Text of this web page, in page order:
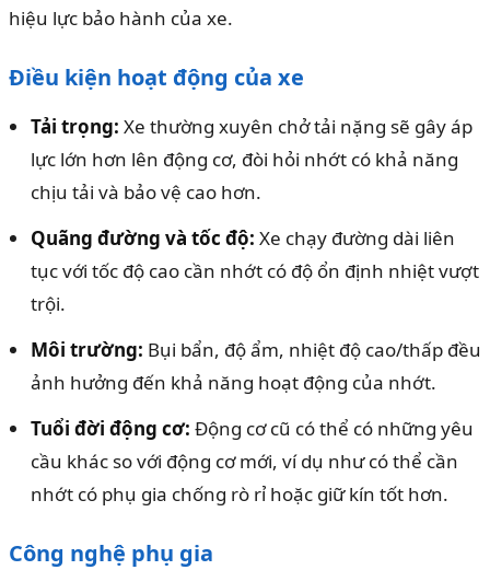
hiệu lực bảo hành của xe.
Điều kiện hoạt động của xe
Tải trọng: Xe thường xuyên chở tải nặng sẽ gây áp
lực lớn hơn lên động cơ, đòi hỏi nhớt có khả năng
chịu tải và bảo vệ cao hơn.
Quãng đường và tốc độ: Xe chạy đường dài liên
tục với tốc độ cao cần nhớt có độ ổn định nhiệt vượt
trội.
Môi trường: Bụi bẩn, độ ẩm, nhiệt độ cao/thấp đều
ảnh hưởng đến khả năng hoạt động của nhớt.
Tuổi đời động cơ: Động cơ cũ có thể có những yêu
cầu khác so với động cơ mới, ví dụ như có thể cần
nhớt có phụ gia chống rò rỉ hoặc giữ kín tốt hơn.
Công nghệ phụ gia